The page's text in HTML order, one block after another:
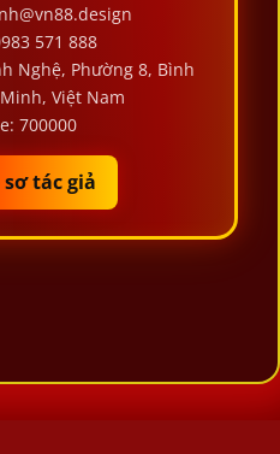
571 888
Nghệ, Phường 8, Bình
Việt Nam
700000
tác giả